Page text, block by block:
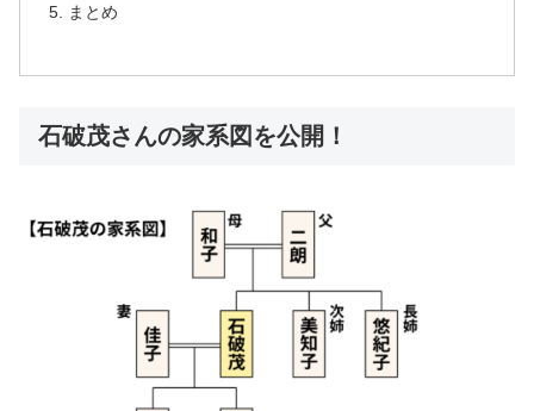
まとめ
石破茂さんの家系図を公開！